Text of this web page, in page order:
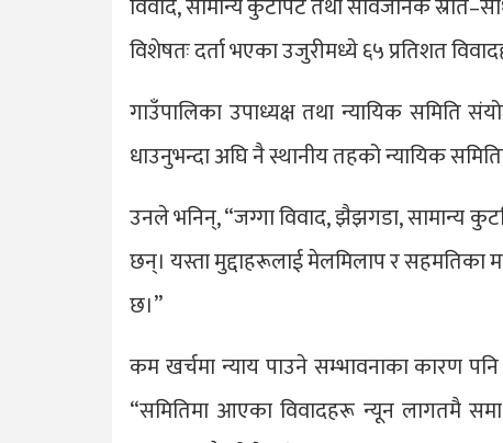
विवाद, सामान्य कुटपिट तथा सार्वजनिक
विशेषतः दर्ता भएका उजुरीमध्ये ६५ प्रतिशत
गाउँपालिका उपाध्यक्ष तथा न्यायिक समिति
धाउनुभन्दा अघि नै स्थानीय तहको न्यायिक
उनले भनिन्, “जग्गा विवाद, झैझगडा, सामान्य
छन्। यस्ता मुद्दाहरूलाई मेलमिलाप र सहमतिका
छ।”
कम खर्चमा न्याय पाउने सम्भावनाका कारण
“समितिमा आएका विवादहरू न्यून लागतमै